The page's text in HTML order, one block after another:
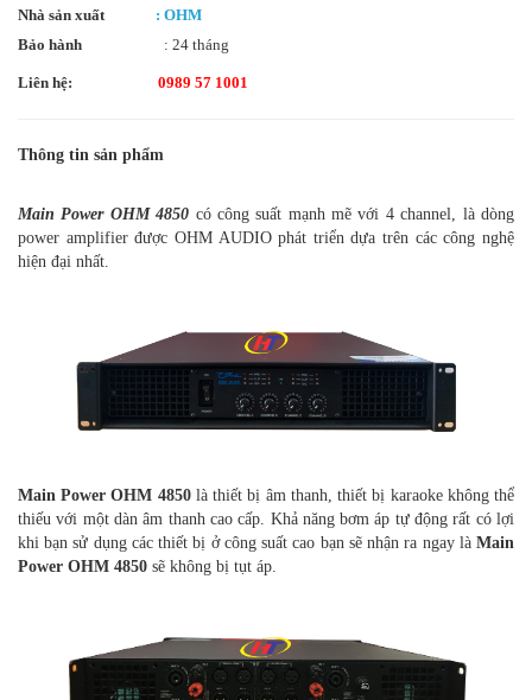
Nhà sản xuất
: OHM
Bảo hành
: 24 tháng
Liên hệ: 0989 57 1001
Thông tin sản phẩm
Main Power OHM 4850 có công suất mạnh mẽ với 4 channel, là dòng
power amplifier được OHM AUDIO phát triển dựa trên các công nghệ
hiện đại nhất.
Main Power OHM 4850là thiết bị âm thanh, thiết bị karaoke không thể
thiếu với một dàn âm thanh cao cấp. Khả năng bơm áp tự động rất có lợi
khi bạn sử dụng các thiết bị ở công suất cao bạn sẽ nhận ra ngay là Main
Power OHM 4850 sẽ không bị tụt áp.